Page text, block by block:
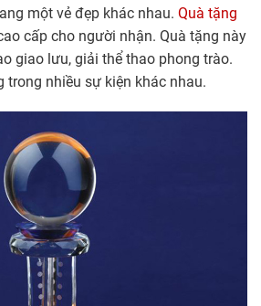
một vẻ đẹp khác nhau. Quà tặng
cấp cho người nhận. Quà tặng này
giao lưu, giải thể thao phong trào.
trong nhiều sự kiện khác nhau.